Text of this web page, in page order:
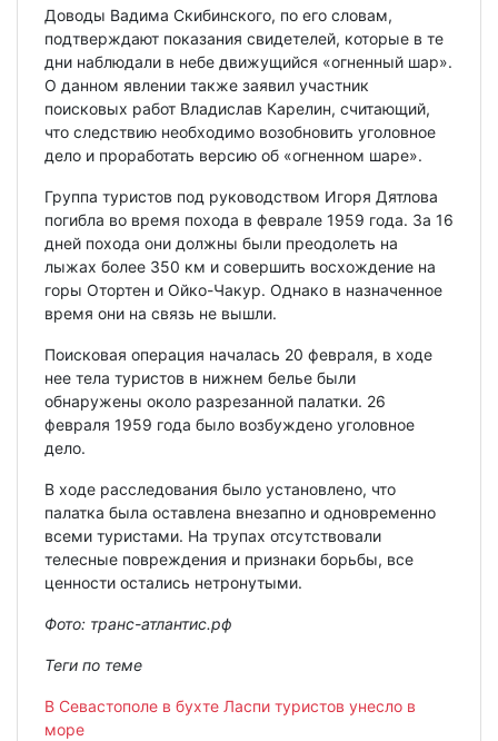
Доводы Вадима Скибинского, по его словам,
подтверждают показания свидетелей, которые в те
дни наблюдали в небе движущийся «огненный шар».
О данном явлении также заявил участник
поисковых работ Владислав Карелин, считающий,
что следствию необходимо возобновить уголовное
дело и проработать версию об «огненном шаре».
Группа туристов под руководством Игоря Дятлова
погибла во время похода в феврале 1959 года. За 16
дней похода они должны были преодолеть на
лыжах более 350 км и совершить восхождение на
горы Отортен и Ойко-Чакур. Однако в назначенное
время они на связь не вышли.
Поисковая операция началась 20 февраля, в ходе
нее тела туристов в нижнем белье были
обнаружены около разрезанной палатки. 26
февраля 1959 года было возбуждено уголовное
дело.
В ходе расследования было установлено, что
палатка была оставлена внезапно и одновременно
всеми туристами. На трупах отсутствовали
телесные повреждения и признаки борьбы, все
ценности остались нетронутыми.
Фото: транс-атлантис.рф
Теги по теме
В Севастополе в бухте Ласпи туристов унесло в
море